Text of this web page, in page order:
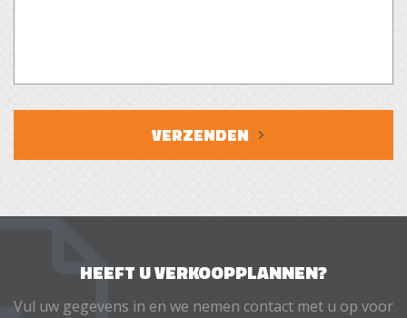
VERZENDEN
HEEFT U VERKOOPPLANNEN?
Vul uw gegevens in en we nemen contact met u op voor